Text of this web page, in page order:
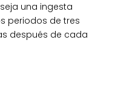
una ingesta
periodos de tres
después de cada